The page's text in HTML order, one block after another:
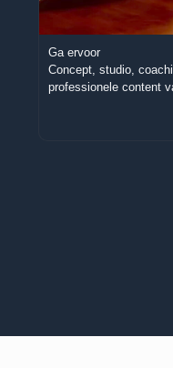
Ga ervoor
Concept, studio,
professionele content